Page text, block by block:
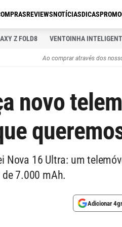
REVIEWSNOTÍCIASDICAS
Z FOLD8 VENTOINHA
Ao comprar através dos
novo
Nova 16 Ultra: um
7.000 mAh.
Adicionar